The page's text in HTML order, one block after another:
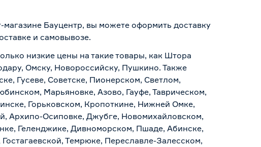
Бауцентр, вы можете оформить доставку
и самовывозе.
низкие цены на такие товары, как Штора
Омску, Новороссийску, Пушкино. Также
Гусеве, Советске, Пионерском, Светлом,
Марьяновке, Азово, Гауфе, Таврическом,
Горьковском, Кропоткине, Нижней Омке,
Архипо-Осиповке, Джубге, Новомихайловском,
Геленджике, Дивноморском, Пшаде, Абинске,
Темрюке, Переславле-Залесском,